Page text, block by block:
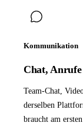
Kommunikation
Chat,
Team-Chat,
derselben
braucht am